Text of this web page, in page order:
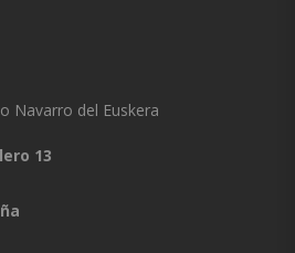
Navarro del Euskera
13